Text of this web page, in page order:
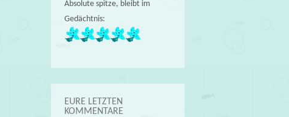
Absolute spitze, bleibt im
Gedächtnis:
EURE LETZTEN
KOMMENTARE